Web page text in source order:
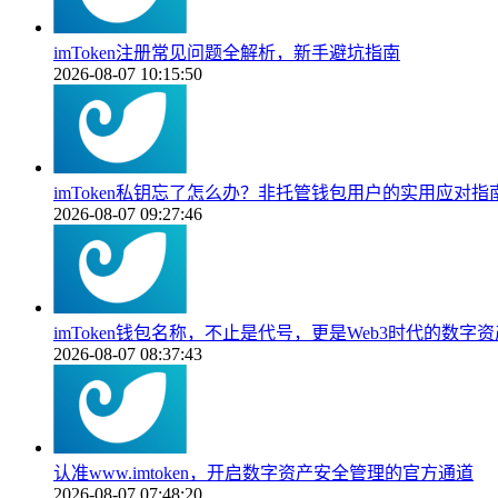
imToken注册常见问题全解析，新手避坑指南
2026-08-07 10:15:50
imToken私钥忘了怎么办？非托管钱包用户的实用应对指
2026-08-07 09:27:46
imToken钱包名称，不止是代号，更是Web3时代的数字
2026-08-07 08:37:43
认准www.imtoken，开启数字资产安全管理的官方通道
2026-08-07 07:48:20